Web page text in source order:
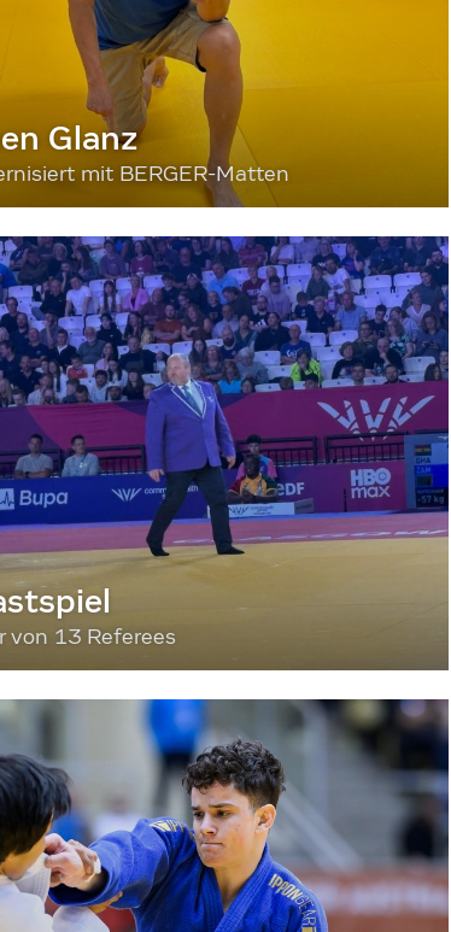
Glanz
mit BERGER-Matten
von 13 Referees